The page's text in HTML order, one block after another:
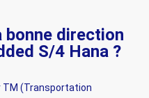
bonne direction
S/4 Hana ?
TM (Transportation